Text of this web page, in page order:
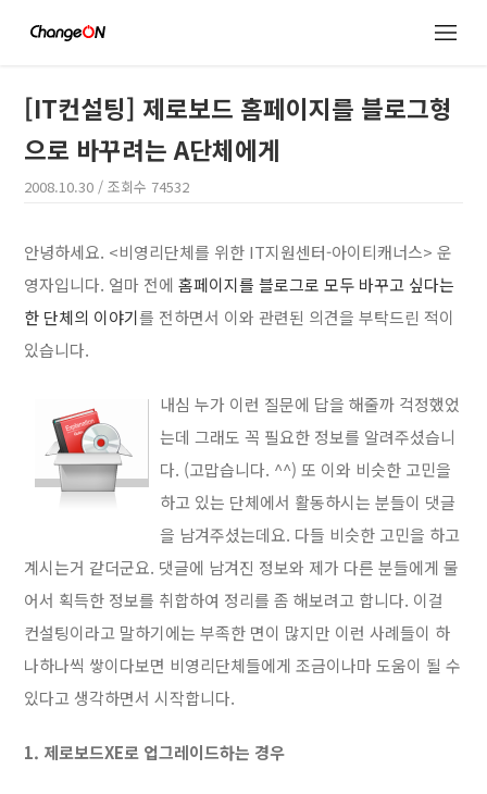
[IT컨설팅] 제로보드 홈페이지를 블로그형
으로 바꾸려는 A단체에게
2008.10.30 / 조회수 74532
안녕하세요. <비영리단체를 위한 IT지원센터-아이티캐너스> 운
영자입니다. 얼마 전에홈페이지를 블로그로 모두 바꾸고 싶다는
한 단체의 이야기를 전하면서 이와 관련된 의견을 부탁드린 적이
있습니다.
내심 누가 이런 질문에 답을 해줄까 걱정했었
는데 그래도 꼭 필요한 정보를 알려주셨습니
다. (고맙습니다. ^^) 또 이와 비슷한 고민을
하고 있는 단체에서 활동하시는 분들이 댓글
을 남겨주셨는데요. 다들 비슷한 고민을 하고
계시는거 같더군요. 댓글에 남겨진 정보와 제가 다른 분들에게 물
어서 획득한 정보를 취합하여 정리를 좀 해보려고 합니다. 이걸
컨설팅이라고 말하기에는 부족한 면이 많지만 이런 사례들이 하
나하나씩 쌓이다보면 비영리단체들에게 조금이나마 도움이 될 수
있다고 생각하면서 시작합니다.
1. 제로보드XE로 업그레이드하는 경우